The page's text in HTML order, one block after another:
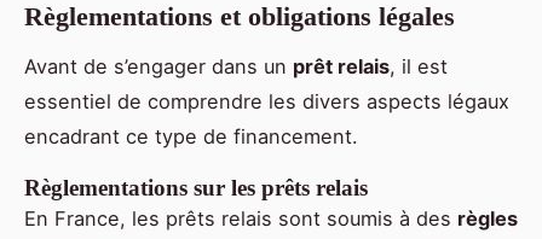
Règlementations et obligations légales
Avant de s’engager dans un prêt relais, il est
essentiel de comprendre les divers aspects légaux
encadrant ce type de financement.
Règlementations sur les prêts relais
En France, les prêts relais sont soumis à des règles